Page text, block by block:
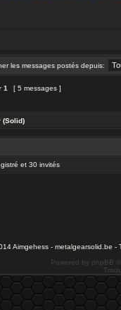
les messages postés depuis:
1 [ 5 messages ]
(Solid)
et 30 invités
Aimgehess - metalgearsolid.be -
Powered by phpBB